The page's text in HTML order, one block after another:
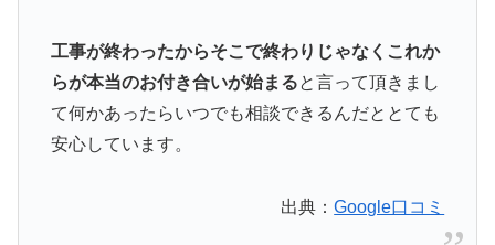
工事が終わったからそこで終わりじゃなくこれか
らが本当のお付き合いが始まると言って頂きまし
て何かあったらいつでも相談できるんだととても
安心しています。
出典：Google口コミ